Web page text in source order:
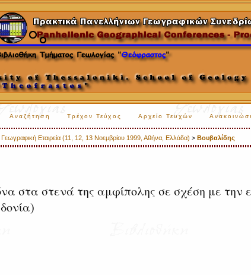
Αναζήτηση Τρέχον Τεύχος Αρχείο Τευχών
Εταιρεία (11, 12, 13 Νοεμβρίου 1999, Αθήνα, Ελλάδα) >Βουβαλίδης
στα στενά της αμφίπολης σε σχέση με την